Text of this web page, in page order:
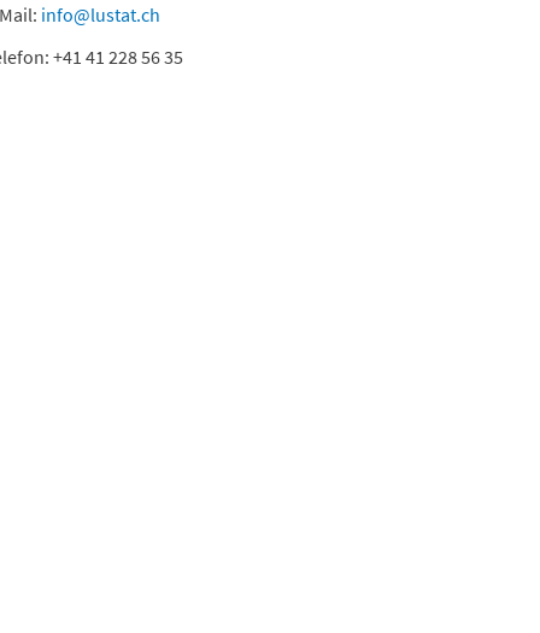
info@lustat.ch
+41 41 228 56 35